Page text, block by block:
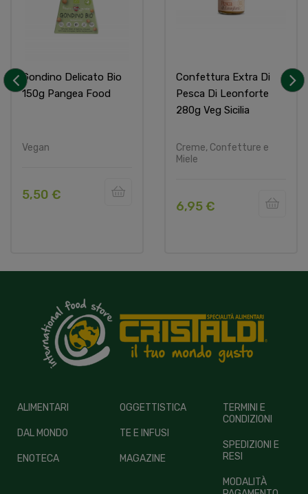
Gondino Delicato Bio
150g Pangea Food
Vegan
5,50 €
Confettura Extra Di
Pesca Di Leonforte
280g Veg Sicilia
Creme, Confetture e
Miele
6,95 €
ALIMENTARI
DAL MONDO
ENOTECA
OGGETTISTICA
TE E INFUSI
MAGAZINE
TERMINI E
CONDIZIONI
SPEDIZIONI E
RESI
MODALITÀ